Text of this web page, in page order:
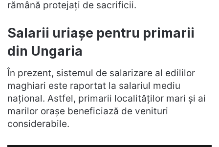
rămână protejați de sacrificii.
Salarii uriașe pentru primarii
din Ungaria
În prezent, sistemul de salarizare al edililor
maghiari este raportat la salariul mediu
național. Astfel, primarii localităților mari și ai
marilor orașe beneficiază de venituri
considerabile.